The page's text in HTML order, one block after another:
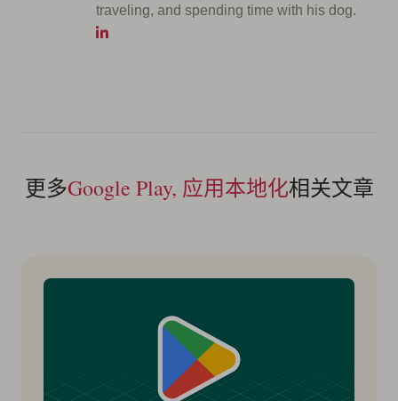
traveling, and spending time with his dog.
更多Google Play, 应用本地化相关文章